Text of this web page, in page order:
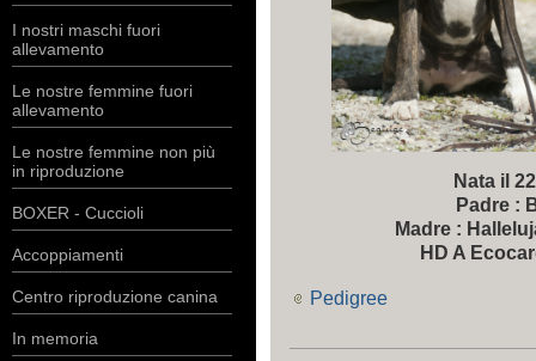
I nostri maschi fuori
allevamento
Le nostre femmine fuori
allevamento
Le nostre femmine non più
in riproduzione
BOXER - Cuccioli
Accoppiamenti
Centro riproduzione canina
In memoria
Nata il
Padre :
Madre :
HD A
Pedigree